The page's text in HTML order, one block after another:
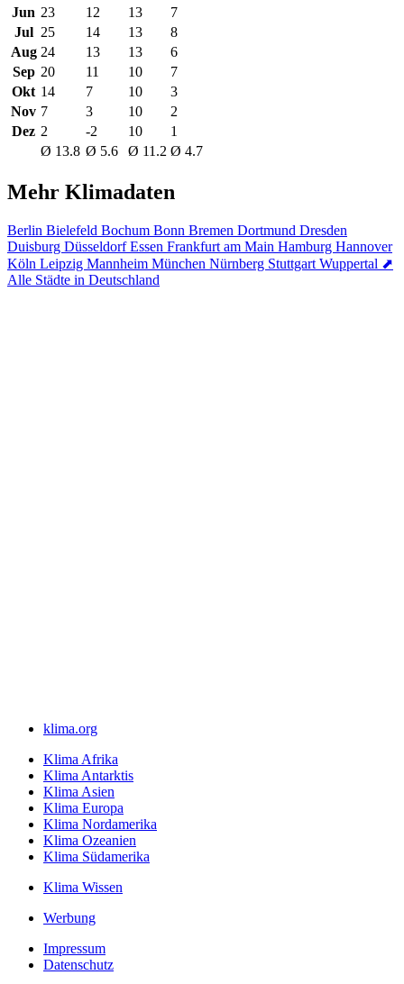
Jun 23 12 13
7
Jul 25 14 13
8
Aug 24 13 13
6
Sep 20 11 10
7
Okt 14 7 10
3
Nov 7 3 10
2
Dez 2 -2 10
1
Ø 13.8 Ø 5.6 Ø 11.2 Ø 4.7
Mehr Klimadaten
Berlin Bielefeld Bochum Bonn Bremen Dortmund Dresden
Duisburg DüsseldorfEssen Frankfurt am Main Hamburg Hannover
Köln Leipzig Mannheim München Nürnberg Stuttgart Wuppertal ⬈
Alle Städte in Deutschland
klima.org
Klima Afrika
Klima Antarktis
Klima Asien
Klima Europa
Klima Nordamerika
Klima Ozeanien
Klima Südamerika
Klima Wissen
Werbung
Impressum
Datenschutz